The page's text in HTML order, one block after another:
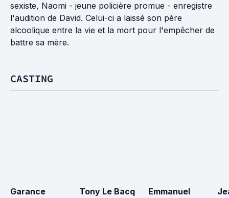
sexiste, Naomi - jeune policière promue - enregistre
l'audition de David. Celui-ci a laissé son père
alcoolique entre la vie et la mort pour l'empêcher de
battre sa mère.
CASTING
Garance
Tony Le Bacq
Emmanuel